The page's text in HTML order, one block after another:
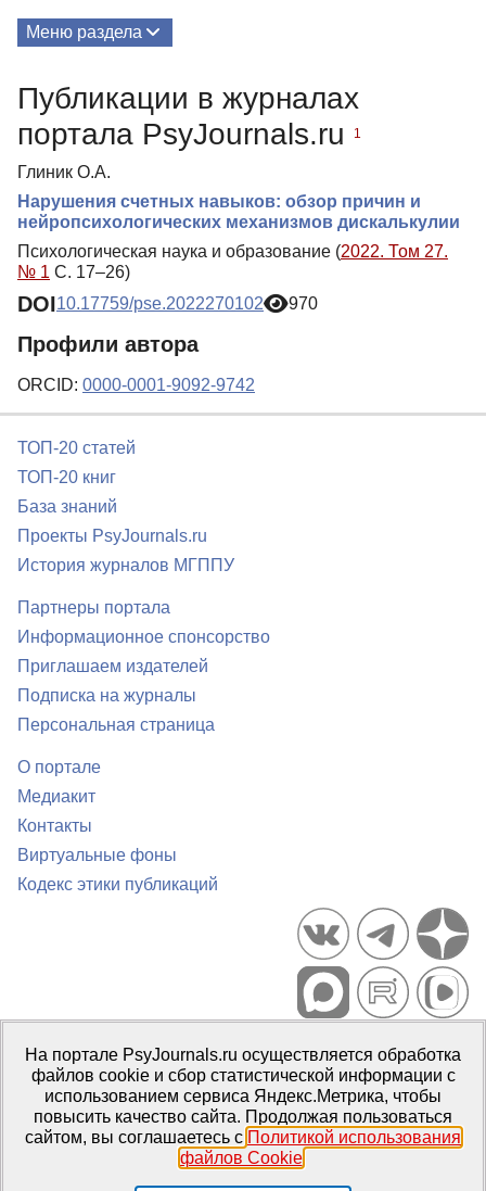
Меню раздела
Публикации в журналах
портала PsyJournals.ru
1
Глиник О.А.
Нарушения счетных навыков: обзор причин и
нейропсихологических механизмов дискалькулии
Психологическая наука и образование (2022. Том 27.
№ 1 С. 17–26)
DOI10.17759/pse.2022270102 970
Профили автора
ORCID: 0000-0001-9092-9742
ТОП-20 статей
ТОП-20 книг
База знаний
Проекты PsyJournals.ru
История журналов МГППУ
Партнеры портала
Информационное спонсорство
Приглашаем издателей
Подписка на журналы
Персональная страница
О портале
Медиакит
Контакты
Виртуальные фоны
Кодекс этики публикаций
Портал психологических изданий PsyJournals.ru, 2007–2026
Правила использования материалов
Свидетельство регистрации СМИЭл № ФС77-66447 от 14 июля
2016 г.
Издатель: ФГБОУ ВО МГППУ
На портале PsyJournals.ru осуществляется обработка
файлов cookie и сбор статистической информации с
использованием сервиса Яндекс.Метрика, чтобы
повысить качество сайта. Продолжая пользоваться
сайтом, вы соглашаетесь с Политикой использования
файлов Cookie.